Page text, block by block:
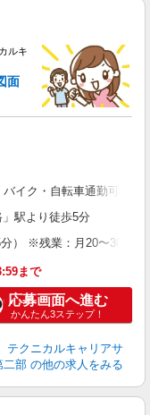
ルキ
面
イク・自転車通勤可
駅より徒歩5分
） ※残業：月20〜30時
まで
応募画面へ進む
かんたん3ステップ！
クニカルキャリアサ
二部 の他の求人をみる